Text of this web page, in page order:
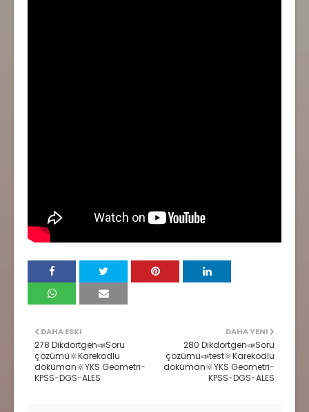
DAHA YENI
280 Dikdörtgen📣Soru
çözümü📣test🔆Karekodlu
döküman🔆YKS Geometri-
KPSS-DGS-ALES
DAHA ESKI
278 Dikdörtgen📣Soru
çözümü🔆Karekodlu
döküman🔆YKS Geometri-
KPSS-DGS-ALES